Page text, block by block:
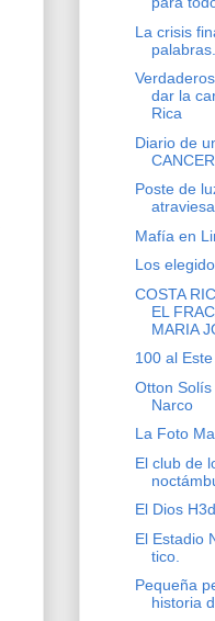
La crisis
palabras.
dar la
Rica
Diario de
Poste de
Mafía en
Los
COSTA
EL
MARIA
100 al Este
Otton
Narco
La Foto
El club de
El Dios
El Estadio
tico.
Pequeña
historia